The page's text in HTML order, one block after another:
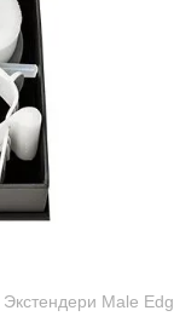
Экстендери Male